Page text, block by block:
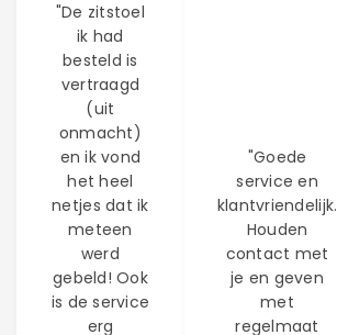
"De zitstoel
ik had
besteld is
vertraagd
(uit
onmacht)
en ik vond
het heel
netjes dat ik
meteen
werd
gebeld! Ook
is de service
erg
"Goede
service en
klantvriendelijk.
Houden
contact met
je en geven
met
regelmaat